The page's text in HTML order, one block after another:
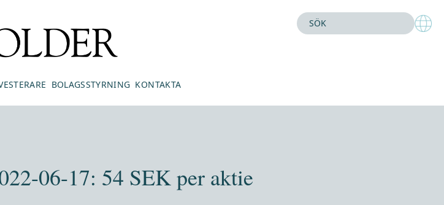
BOLAGSSTYRNING KONTAKTA
06-17: 54 SEK per aktie